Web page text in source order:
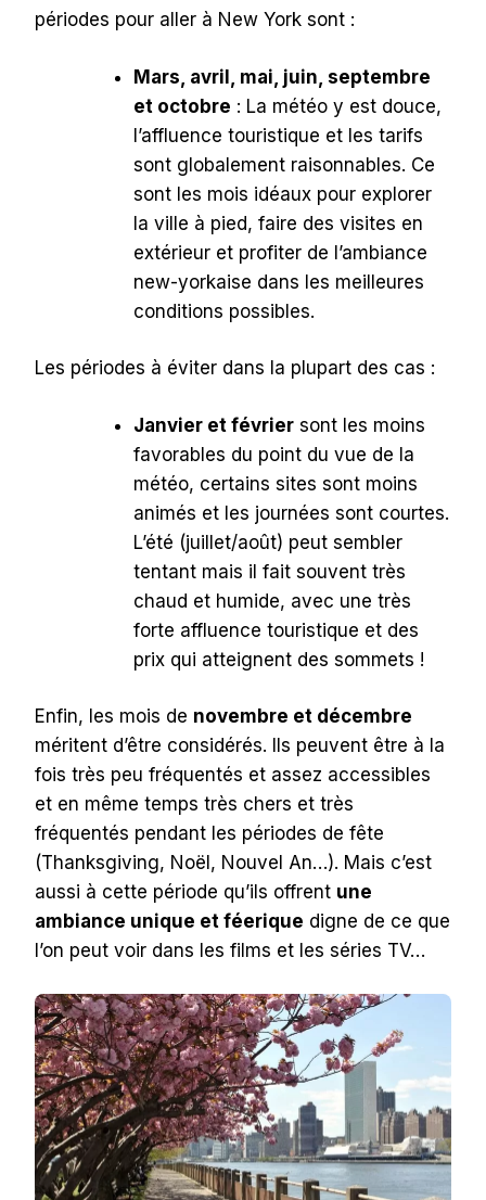
périodes pour aller à New York sont :
Mars, avril, mai, juin, septembre
et octobre : La météo y est douce,
l’affluence touristique et les tarifs
sont globalement raisonnables. Ce
sont les mois idéaux pour explorer
la ville à pied, faire des visites en
extérieur et profiter de l’ambiance
new-yorkaise dans les meilleures
conditions possibles.
Les périodes à éviter dans la plupart des cas :
Janvier et février sont les moins
favorables du point du vue de la
météo, certains sites sont moins
animés et les journées sont courtes.
L’été (juillet/août) peut sembler
tentant mais il fait souvent très
chaud et humide, avec une très
forte affluence touristique et des
prix qui atteignent des sommets !
Enfin, les mois de novembre et décembre
méritent d’être considérés. Ils peuvent être à la
fois très peu fréquentés et assez accessibles
et en même temps très chers et très
fréquentés pendant les périodes de fête
(Thanksgiving, Noël, Nouvel An…). Mais c’est
aussi à cette période qu’ils offrent une
ambiance unique et féerique digne de ce que
l’on peut voir dans les films et les séries TV…